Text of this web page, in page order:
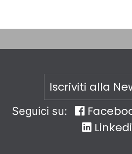
Iscriviti alla
Seguici su: